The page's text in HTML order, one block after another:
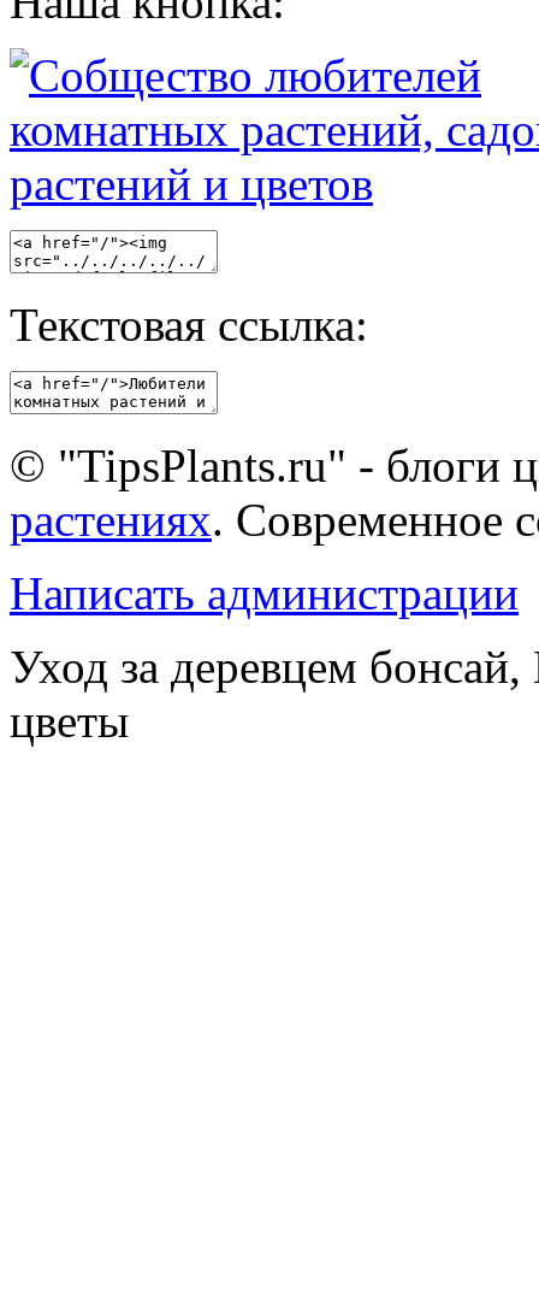
Текстовая ссылка:
© "TipsPlants.ru" - блоги
растениях. Современное
Написать администрации
Уход за деревцем
цветы